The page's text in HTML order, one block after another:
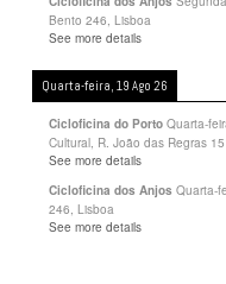
Bento 246, Lisboa
See more details
Quarta-feira, 19 Ago 26
Cicloficina do Porto Quarta-
Cultural, R. João das Regras
See more details
Cicloficina dos Anjos Quarta-
246, Lisboa
See more details